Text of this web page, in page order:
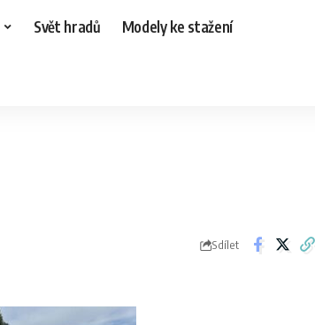
Svět hradů Modely ke stažení
Sdílet